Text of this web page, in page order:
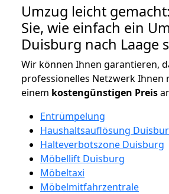
Umzug leicht
Sie, wie einfach ein
Duisburg nach Laage
Wir können Ihnen garantieren,
professionelles Netzwerk Ihnen
einem kostengünstigen Preis
Entrümpelung
Haushaltsauflösung
Halteverbotszone Duisburg
Möbellift Duisburg
Möbeltaxi
Möbelmitfahrzentrale